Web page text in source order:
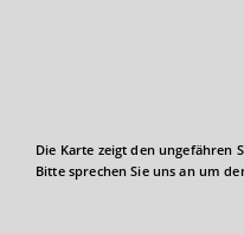
Die Karte zeigt den ungefähren
Bitte sprechen Sie uns an um